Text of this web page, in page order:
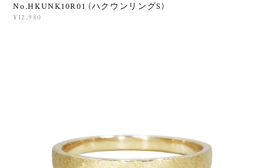
No.HKUNK10R01 (ハクウンリングS)
¥12,980